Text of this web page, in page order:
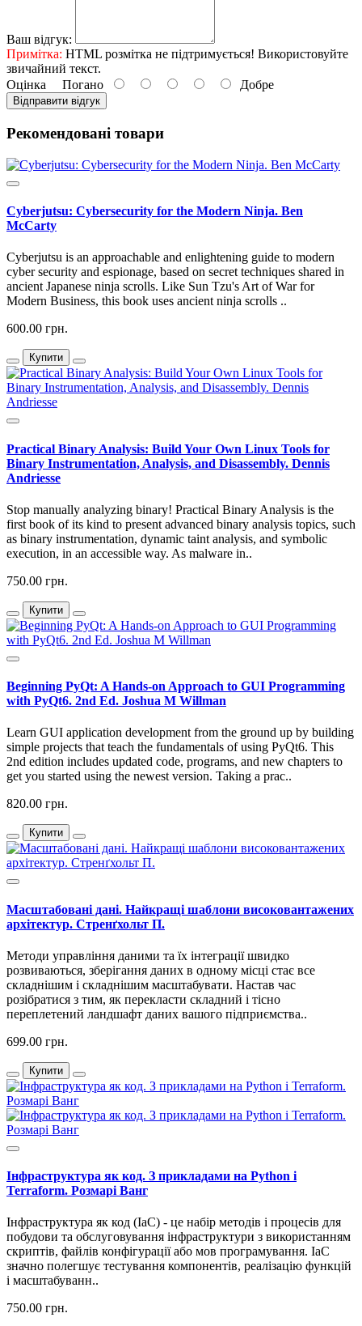
Ваш відгук:
Примітка: HTML розмітка не підтримується! Використовуйте
звичайний текст.
Оцінка Погано Добре
Відправити відгук
Рекомендовані товари
Cyberjutsu: Cybersecurity for the Modern Ninja. Ben
McCarty
Cyberjutsu is an approachable and enlightening guide to modern
cyber security and espionage, based on secret techniques shared in
ancient Japanese ninja scrolls. Like Sun Tzu's Art of War for
Modern Business, this book uses ancient ninja scrolls ..
600.00 грн.
Купити
Practical Binary Analysis: Build Your Own Linux Tools for
Binary Instrumentation, Analysis, and Disassembly. Dennis
Andriesse
Stop manually analyzing binary! Practical Binary Analysis is the
first book of its kind to present advanced binary analysis topics, such
as binary instrumentation, dynamic taint analysis, and symbolic
execution, in an accessible way. As malware in..
750.00 грн.
Купити
Beginning PyQt: A Hands-on Approach to GUI Programming
with PyQt6. 2nd Ed. Joshua M Willman
Learn GUI application development from the ground up by building
simple projects that teach the fundamentals of using PyQt6. This
2nd edition includes updated code, programs, and new chapters to
get you started using the newest version. Taking a prac..
820.00 грн.
Купити
Масштабовані дані. Найкращі шаблони високовантажених
архітектур. Стренґхольт П.
Методи управління даними та їх інтеграції швидко
розвиваються, зберігання даних в одному місці стає все
складнішим і складнішим масштабувати. Настав час
розібратися з тим, як перекласти складний і тісно
переплетений ландшафт даних вашого підприємства..
699.00 грн.
Купити
Інфраструктура як код. З прикладами на Python і
Terraform. Розмарі Ванг
Інфраструктура як код (IaC) - це набір методів і процесів для
побудови та обслуговування інфраструктури з використанням
скриптів, файлів конфігурації або мов програмування. IaC
значно полегшує тестування компонентів, реалізацію функцій
і масштабуванн..
750.00 грн.